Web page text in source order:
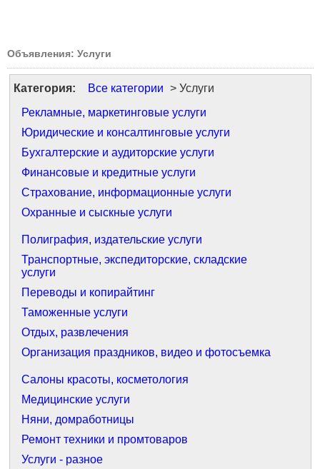
Объявления: Услуги
Категория: Все категории > Услуги
Рекламные, маркетинговые услуги
Юридические и консалтинговые услуги
Бухгалтерские и аудиторские услуги
Финансовые и кредитные услуги
Страхование, информационные услуги
Охранные и сыскные услуги
Полиграфия, издательские услуги
Транспортные, экспедиторские, складские
услуги
Переводы и копирайтинг
Таможенные услуги
Отдых, развлечения
Организация праздников, видео и фотосъемка
Салоны красоты, косметология
Медицинские услуги
Няни, домработницы
Ремонт техники и промтоваров
Услуги - разное